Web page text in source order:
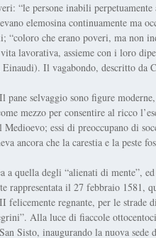
“le persone inabili
elemosina continuamente ma
“coloro che erano poveri, ma non
lavorativa, assieme con i loro
Il vagabondo, descritto da
selvaggio sono figure moderne,
mezzo per consentire al ricco
essi di preoccupano di
ancora che la carestia e la peste
quella degli “alienati di mente”,
rappresentata il 27 febbraio 1581,
felicemente regnante, per le strade
Alla luce di fiaccole
Sisto, inaugurando la nuova sede